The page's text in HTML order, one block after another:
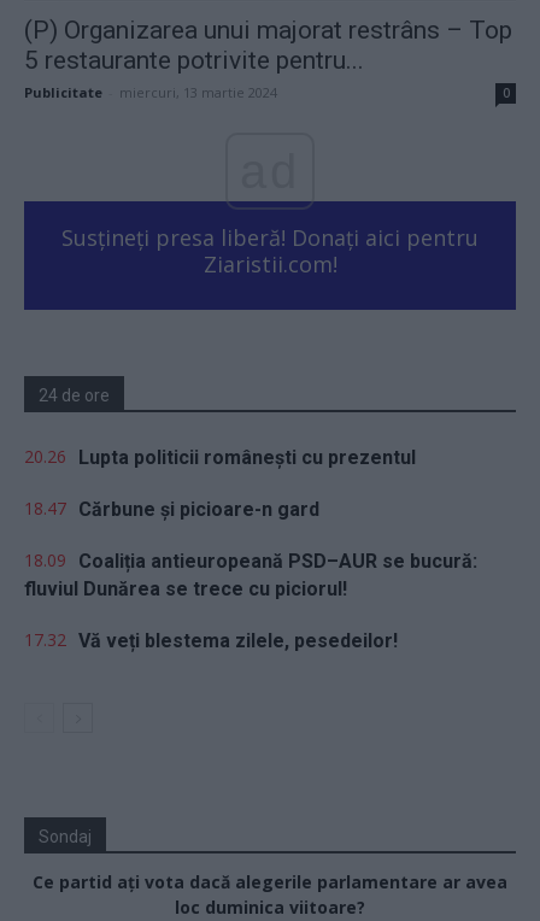
(P) Organizarea unui majorat restrâns – Top
5 restaurante potrivite pentru...
Publicitate miercuri, 13 martie 2024 0
Susțineți presa liberă! Donați aici pentru
Ziaristii.com!
24 de ore
20.26 Lupta politicii românești cu prezentul
18.47 Cărbune și picioare-n gard
18.09
Coaliția antieuropeană PSD–AUR se bucură:
fluviul Dunărea se trece cu piciorul!
17.32 Vă veți blestema zilele, pesedeilor!
Sondaj
Ce partid ați vota dacă alegerile parlamentare ar avea
loc duminica viitoare?